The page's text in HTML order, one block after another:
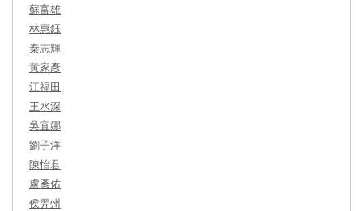
蘇富雄
林惠鈺
秦志輝
黃家彥
江福田
王水深
吳宜娜
劉子洋
陳怡君
盧彥佑
侯羿州